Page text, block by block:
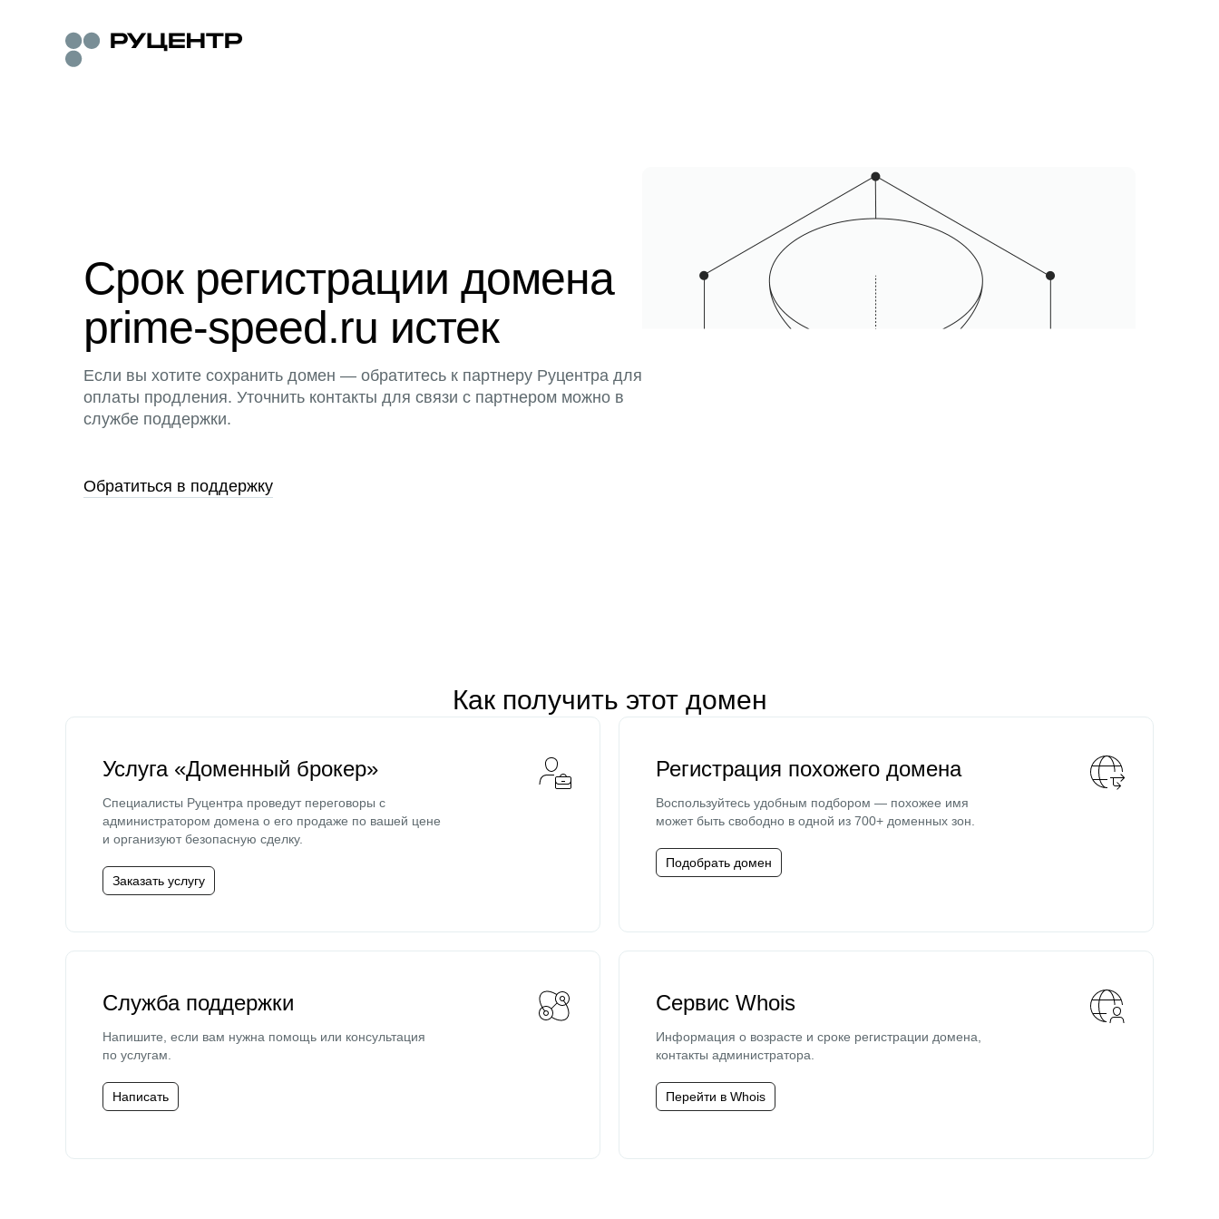
Срок регистрации домена
prime-speed.ru истек
Если вы хотите сохранить домен — обратитесь к партнеру Руцентра для
оплаты продления. Уточнить контакты для связи с партнером можно в
службе поддержки.
Обратиться в поддержку
Как получить этот домен
Услуга «Доменный брокер»
Специалисты Руцентра проведут переговоры с
администратором домена о его продаже по вашей цене
и организуют безопасную сделку.
Заказать услугу
Регистрация похожего домена
Воспользуйтесь удобным подбором — похожее имя
может быть свободно в одной из 700+ доменных зон.
Подобрать домен
Служба поддержки
Напишите, если вам нужна помощь или консультация
по услугам.
Написать
Сервис Whois
Информация о возрасте и сроке регистрации домена,
контакты администратора.
Перейти в Whois